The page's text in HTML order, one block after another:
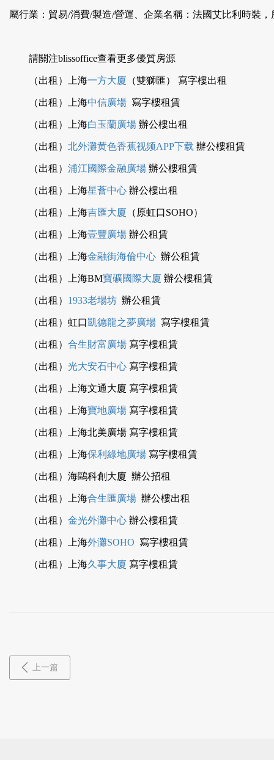
屬行業：貿易/消費/製造/營運、企業名稱：法國艾比利時裝
請關注blissoffice查看更多優質房源
（出租）上海一方大廈 （雙獅匯） 寫字樓出租
（出租）上海中信廣場 寫字樓租賃
（出租）上海白玉蘭廣場 辦公樓出租
（出租） 北外灘黄色香蕉视频APP下载 辦公樓租賃
（出租） 浦江國際金融廣場 辦公樓租賃
（出租）上海星薈中心 辦公樓出租
（出租）上海吉匯大廈 （原虹口SOHO）
（出租）上海壹豐廣場 辦公租賃
（出租）上海金融街海倫中心 辦公租賃
（出租）上海BM寶礦國際大廈 辦公樓租賃
（出租） 1933老場坊 辦公租賃
（出租）虹口凱德龍之夢廣場 寫字樓租賃
（出租） 合生財富廣場 寫字樓租賃
（出租） 光大安石中心 寫字樓租賃
（出租）上海文通大廈 寫字樓租賃
（出租）上海寶地廣場 寫字樓租賃
（出租）上海北美廣場 寫字樓租賃
（出租）上海保利綠地廣場 寫字樓租賃
（出租）海鷗科創大廈 辦公招租
（出租）上海合生匯廣場 辦公樓出租
（出租） 金光外灘中心 辦公樓租賃
（出租）上海外灘SOHO 寫字樓租賃
（出租）上海久事大廈 寫字樓租賃
上一篇